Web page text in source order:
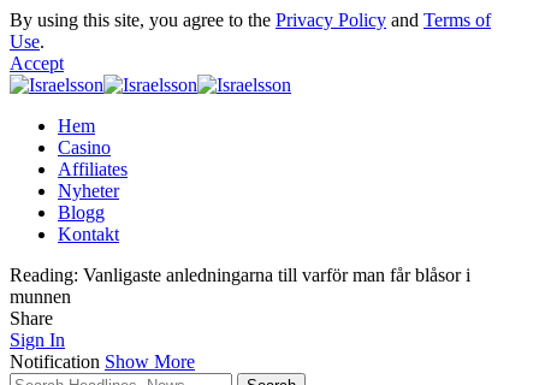
By using this site, you agree to the Privacy Policy and Terms of
Use.
Accept
Hem
Casino
Affiliates
Nyheter
Blogg
Kontakt
Reading: Vanligaste anledningarna till varför man får blåsor i
munnen
Share
Sign In
Notification Show More